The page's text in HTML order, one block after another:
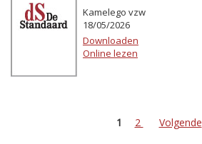
Kamelego vzw
18/05/2026
Downloaden
Online lezen
1 2 Volgende